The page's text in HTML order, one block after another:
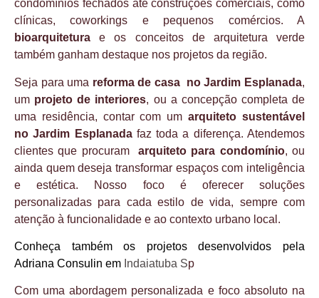
condomínios fechados até construções comerciais, como
clínicas, coworkings e pequenos comércios. A
bioarquitetura e os conceitos de arquitetura verde
também ganham destaque nos projetos da região.
Seja para uma reforma de casa no Jardim Esplanada,
um projeto de interiores, ou a concepção completa de
uma residência, contar com umarquiteto sustentável
no Jardim Esplanadafaz toda a diferença. Atendemos
clientes que procuramarquiteto para condomínio, ou
ainda quem deseja transformar espaços com inteligência
e estética. Nosso foco é oferecer soluções
personalizadas para cada estilo de vida, sempre com
atenção à funcionalidade e ao contexto urbano local.
Conheça também os projetos desenvolvidos pela
Adriana Consulin em Indaiatuba Sp
Com uma abordagem personalizada e foco absoluto na